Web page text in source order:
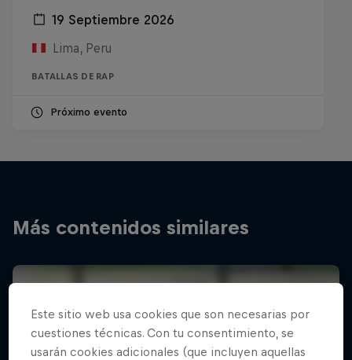
19 Septiembre 2026
Lima, Peru
BATALLAS DE RAP
Próximo evento
Más contenidos similares
Este sitio web usa cookies que son necesarias por
cuestiones técnicas. Con tu consentimiento, se
usarán cookies adicionales (que incluyen aquellas